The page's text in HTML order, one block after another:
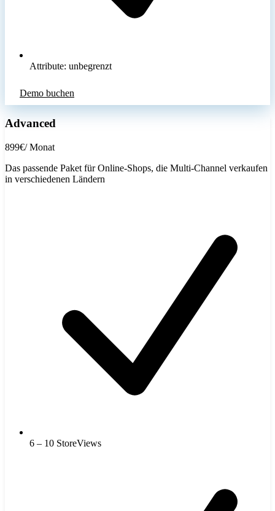
Attribute: unbegrenzt
Demo buchen
Advanced
899€/ Monat
Das passende Paket für Online-Shops, die Multi-Channel verkaufen
in verschiedenen Ländern
6 – 10 StoreViews